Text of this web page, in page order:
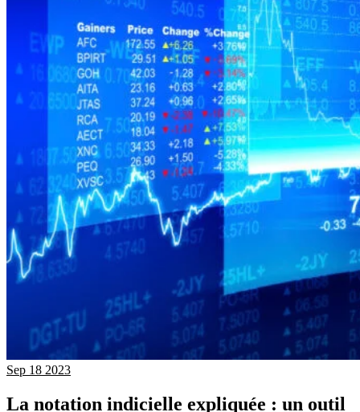
Sep 18 2023
La notation indicielle expliquée : un outil